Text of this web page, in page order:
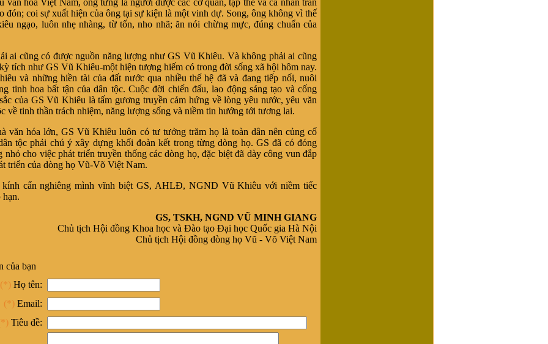
văn hóa Việt Nam, ông từng là người được các cơ quan, tập thể và cá nhân trân
đón; coi sự xuất hiện của ông tại sự kiện là một vinh dự. Song, ông không vì thế
ngạo, luôn nhẹ nhàng, từ tốn, nho nhã; ăn nói chừng mực, đúng chuẩn của
ai cũng có được nguồn năng lượng như GS Vũ Khiêu. Và không phải ai cũng
tích như GS Vũ Khiêu-một hiện tượng hiếm có trong đời sống xã hội hôm nay.
và những hiền tài của đất nước qua nhiều thế hệ đã và đang tiếp nối, nuôi
tinh hoa bất tận của dân tộc. Cuộc đời chiến đấu, lao động sáng tạo và cống
của GS Vũ Khiêu là tấm gương truyền cảm hứng về lòng yêu nước, yêu văn
về tinh thần trách nhiệm, năng lượng sống và niềm tin hướng tới tương lai.
văn hóa lớn, GS Vũ Khiêu luôn có tư tưởng trăm họ là toàn dân nên củng cố
tộc phải chú ý xây dựng khối đoàn kết trong từng dòng họ. GS đã có đóng
nhỏ cho việc phát triển truyền thống các dòng họ, đặc biệt đã dày công vun đắp
triển của dòng họ Vũ-Võ Việt Nam.
cẩn nghiêng mình vĩnh biệt GS, AHLĐ, NGND Vũ Khiêu với niềm tiếc
GS, TSKH, NGND VŨ MINH GIANG
Chủ tịch Hội đồng Khoa học và Đào tạo Đại học Quốc gia Hà Nội
Chủ tịch Hội đồng dòng họ Vũ - Võ Việt Nam
của bạn
(*) Họ tên:
(*) Email:
Tiêu đề: